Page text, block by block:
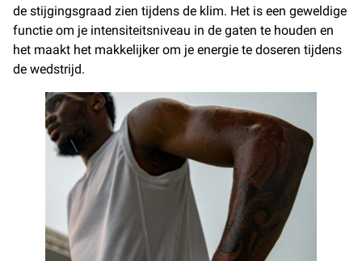
de stijgingsgraad zien tijdens de klim. Het is een geweldige
functie om je intensiteitsniveau in de gaten te houden en
het maakt het makkelijker om je energie te doseren tijdens
de wedstrijd.